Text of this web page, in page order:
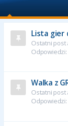
Lista gier
Ostatni post
Odpowiedzi:
Walka z
Ostatni post
Odpowiedzi: